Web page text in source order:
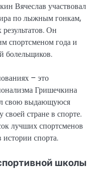
Вячеслав участвовал
по лыжным гонкам,
Он
спортсменом года и
болельщиков.
– это
Гришечкина
свою выдающуюся
стране в спорте.
лучших спортсменов
спорта.
школы